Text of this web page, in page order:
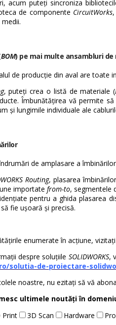
acum puteți sincroniza
de componente CircuitWorks
BOM) pe mai multe ansambluri
de producție din aval are toate
, puteți crea o listă de materiale (
Îmbunătățirea vă permite
și lungimile individuale ale
de amplasare a
Routing, plasarea
importate from-to, segmentele
pentru a ghida plasarea
fie ușoară și precisă.
enumerate în acțiune,
despre soluțiile SOLIDWORKS,
solutia-de-proiectare-
noastre, nu ezitați să vă
ultimele noutăți în
Print 3D Scan Hardware